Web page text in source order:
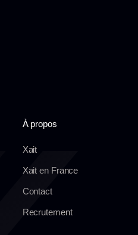
À propos
Xait
Xait en France
Contact
Recrutement